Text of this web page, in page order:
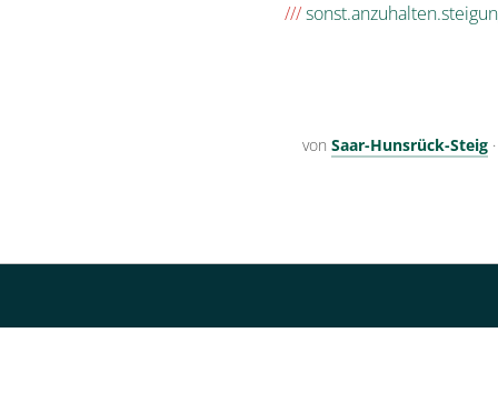
///
von Saar-Hunsrück-Steig ·